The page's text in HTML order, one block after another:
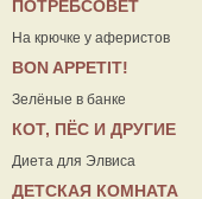
ПОТРЕБСОВЕТ
На крючке у аферистов
ВON APPETIT!
Зелёные в банке
КОТ, ПЁС И ДРУГИЕ
Диета для Элвиса
ДЕТСКАЯ КОМНАТА